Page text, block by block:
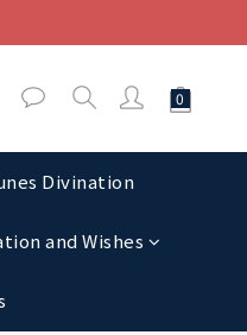
Divination
and Wishes